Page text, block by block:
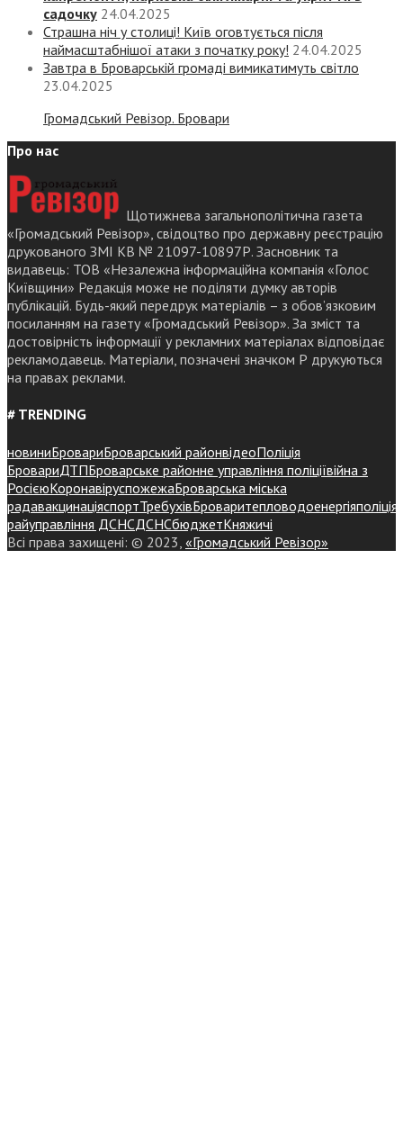
садочку 24.04.2025
Страшна ніч у столиці! Київ оговтується після
наймасштабнішої атаки з початку року! 24.04.2025
Завтра в Броварській громаді вимикатимуть світло
23.04.2025
Громадський Ревізор. Бровари
Про нас
Щотижнева загальнополітична газета
«Громадський Ревізор», свідоцтво про державну реєстрацію
друкованого ЗМІ КВ № 21097-10897Р. Засновник та
видавець: ТОВ «Незалежна інформаційна компанія «Голос
Київщини» Редакція може не поділяти думку авторів
публікацій. Будь-який передрук матеріалів – з обов’язковим
посиланням на газету «Громадський Ревізор». За зміст та
достовірність інформації у рекламних матеріалах відповідає
рекламодавець. Матеріали, позначені значком Р друкуються
на правах реклами.
# TRENDING
новиниБровариБроварський районвідеоПоліція
БровариДТПБроварське районне управління поліціївійна з
РосієюКоронавіруспожежаБроварська міська
радавакцинаціяспортТребухівБроваритепловодоенергіяполіція
райуправління ДСНСДСНСбюджетКняжичі
Всі права захищені: © 2023, «Громадський Ревізор»